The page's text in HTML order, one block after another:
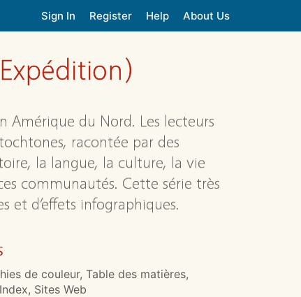
Sign In Register Help About Us
Amérique du Nord. Les lecteurs
racontée par des
la langue, la culture, la vie
communautés. Cette série très
et d’effets infographiques.
de couleur, Table des matières,
Sites Web